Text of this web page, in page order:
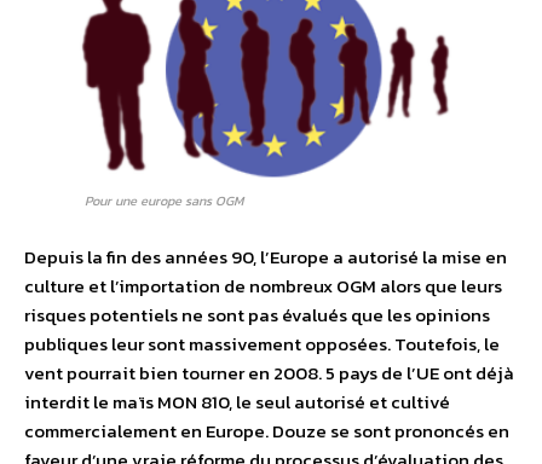
Pour une europe sans OGM
Depuis la fin des années 90, l’Europe a autorisé la mise en
culture et l’importation de nombreux OGM alors que leurs
risques potentiels ne sont pas évalués que les opinions
publiques leur sont massivement opposées. Toutefois, le
vent pourrait bien tourner en 2008. 5 pays de l’UE ont déjà
interdit le maïs MON 810, le seul autorisé et cultivé
commercialement en Europe. Douze se sont prononcés en